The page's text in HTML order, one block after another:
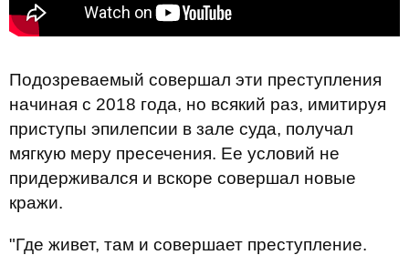
Подозреваемый совершал эти преступления
начиная с 2018 года, но всякий раз, имитируя
приступы эпилепсии в зале суда, получал
мягкую меру пресечения. Ее условий не
придерживался и вскоре совершал новые
кражи.
"Где живет, там и совершает преступление.